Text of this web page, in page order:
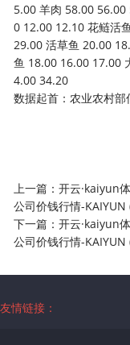
5.00 羊肉 58.00
0 12.00 12.10 花鲢活
29.00 活草鱼 20.00
鱼 18.00 16.00 17.00
4.00 34.20
数据起首：农业农村
上一篇：开云·kaiyun
公司价钱行情-
下一篇：开云·kaiyun
公司价钱行情-
友情链接：